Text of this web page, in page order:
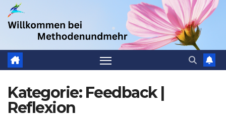
Zum
Inhalt
.
Kategorie: Feedback |
Reflexion